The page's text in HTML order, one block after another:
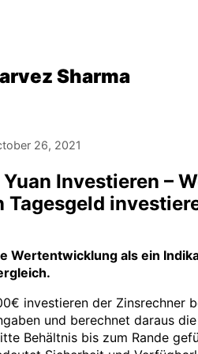
Sharma
26, 2021
Yuan Investieren –
Tagesgeld
Wertentwicklung als ein
investieren der Zinsrechner
und berechnet daraus
Behältnis bis zum Rande